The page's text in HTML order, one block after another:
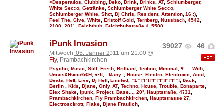
>Desperados, Clubbing, Deko, Drink, Drinks, AT, Schlumberger,
White Secco, Getränke, Schlumberger White Secco,
Schlumberger White, Shot, Dj Chris, Resident, Attention, 16 :),
Feel The, Give, White, Eristoff Gold, Ternberg, Nussbach, 4542,
2100, 2011, Feichthub, Feichthubstraße 4, 5500
39027 46
iPunk Invasion
Mittwoch, 05. Jänner 2011 um 21:00 @
Fly, Prambachkirchen
Psycho Music Still Fresh Brilliant, Techno Minimal ♥......With
Uивєs¢Няєιвℓι¢Н
●•It, ..Many.. House Electro Electronic Acid
Beats
Hell Live Dj Hell Limited ^1^!°!^!!°!°!°!°!!°!°!°^! Back
Berlin
Kids Djane Only, AT, Techno House Trouble Bonaparte
Elex Shake Ipunk Project, Base... 20° Hauptstraße 4731
Prambachkirchen Fly Prambachkirchen Hauptstrasse 27
Electroschrott, Flake Djane Fraulich